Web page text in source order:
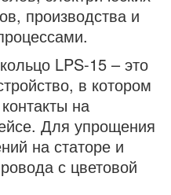
производства и
LPS-15 – это
в котором
на
Для упрощения
на статоре и
с цветовой